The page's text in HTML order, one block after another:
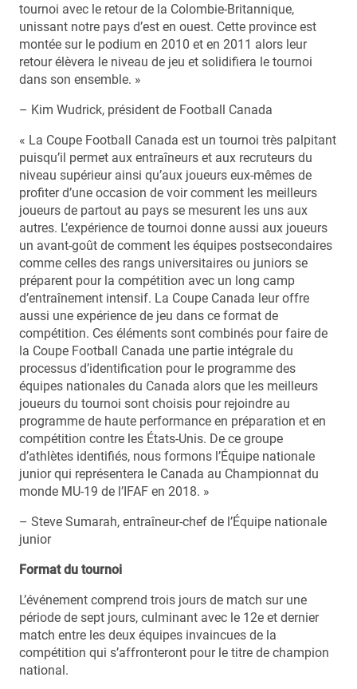
tournoi avec le retour de la Colombie-Britannique,
unissant notre pays d’est en ouest. Cette province est
montée sur le podium en 2010 et en 2011 alors leur
retour élèvera le niveau de jeu et solidifiera le tournoi
dans son ensemble. »
– Kim Wudrick, président de Football Canada
« La Coupe Football Canada est un tournoi très palpitant
puisqu’il permet aux entraîneurs et aux recruteurs du
niveau supérieur ainsi qu’aux joueurs eux-mêmes de
profiter d’une occasion de voir comment les meilleurs
joueurs de partout au pays se mesurent les uns aux
autres. L’expérience de tournoi donne aussi aux joueurs
un avant-goût de comment les équipes postsecondaires
comme celles des rangs universitaires ou juniors se
préparent pour la compétition avec un long camp
d’entraînement intensif. La Coupe Canada leur offre
aussi une expérience de jeu dans ce format de
compétition. Ces éléments sont combinés pour faire de
la Coupe Football Canada une partie intégrale du
processus d’identification pour le programme des
équipes nationales du Canada alors que les meilleurs
joueurs du tournoi sont choisis pour rejoindre au
programme de haute performance en préparation et en
compétition contre les États-Unis. De ce groupe
d’athlètes identifiés, nous formons l’Équipe nationale
junior qui représentera le Canada au Championnat du
monde MU-19 de l’IFAF en 2018. »
– Steve Sumarah, entraîneur-chef de l’Équipe nationale
junior
Format du tournoi
L’événement comprend trois jours de match sur une
période de sept jours, culminant avec le 12e et dernier
match entre les deux équipes invaincues de la
compétition qui s’affronteront pour le titre de champion
national.